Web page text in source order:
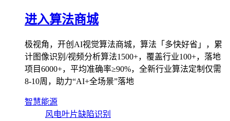
进入算法商城
极视角，开创AI视觉算法商城，算法「多快好省」，累
计图像识别/视频分析算法1500+，覆盖行业100+，落地
项目6000+，平均准确率≥90%，全新行业算法定制仅需
8-10周，助力“AI+全场景”落地
智慧能源
风电叶片缺陷识别